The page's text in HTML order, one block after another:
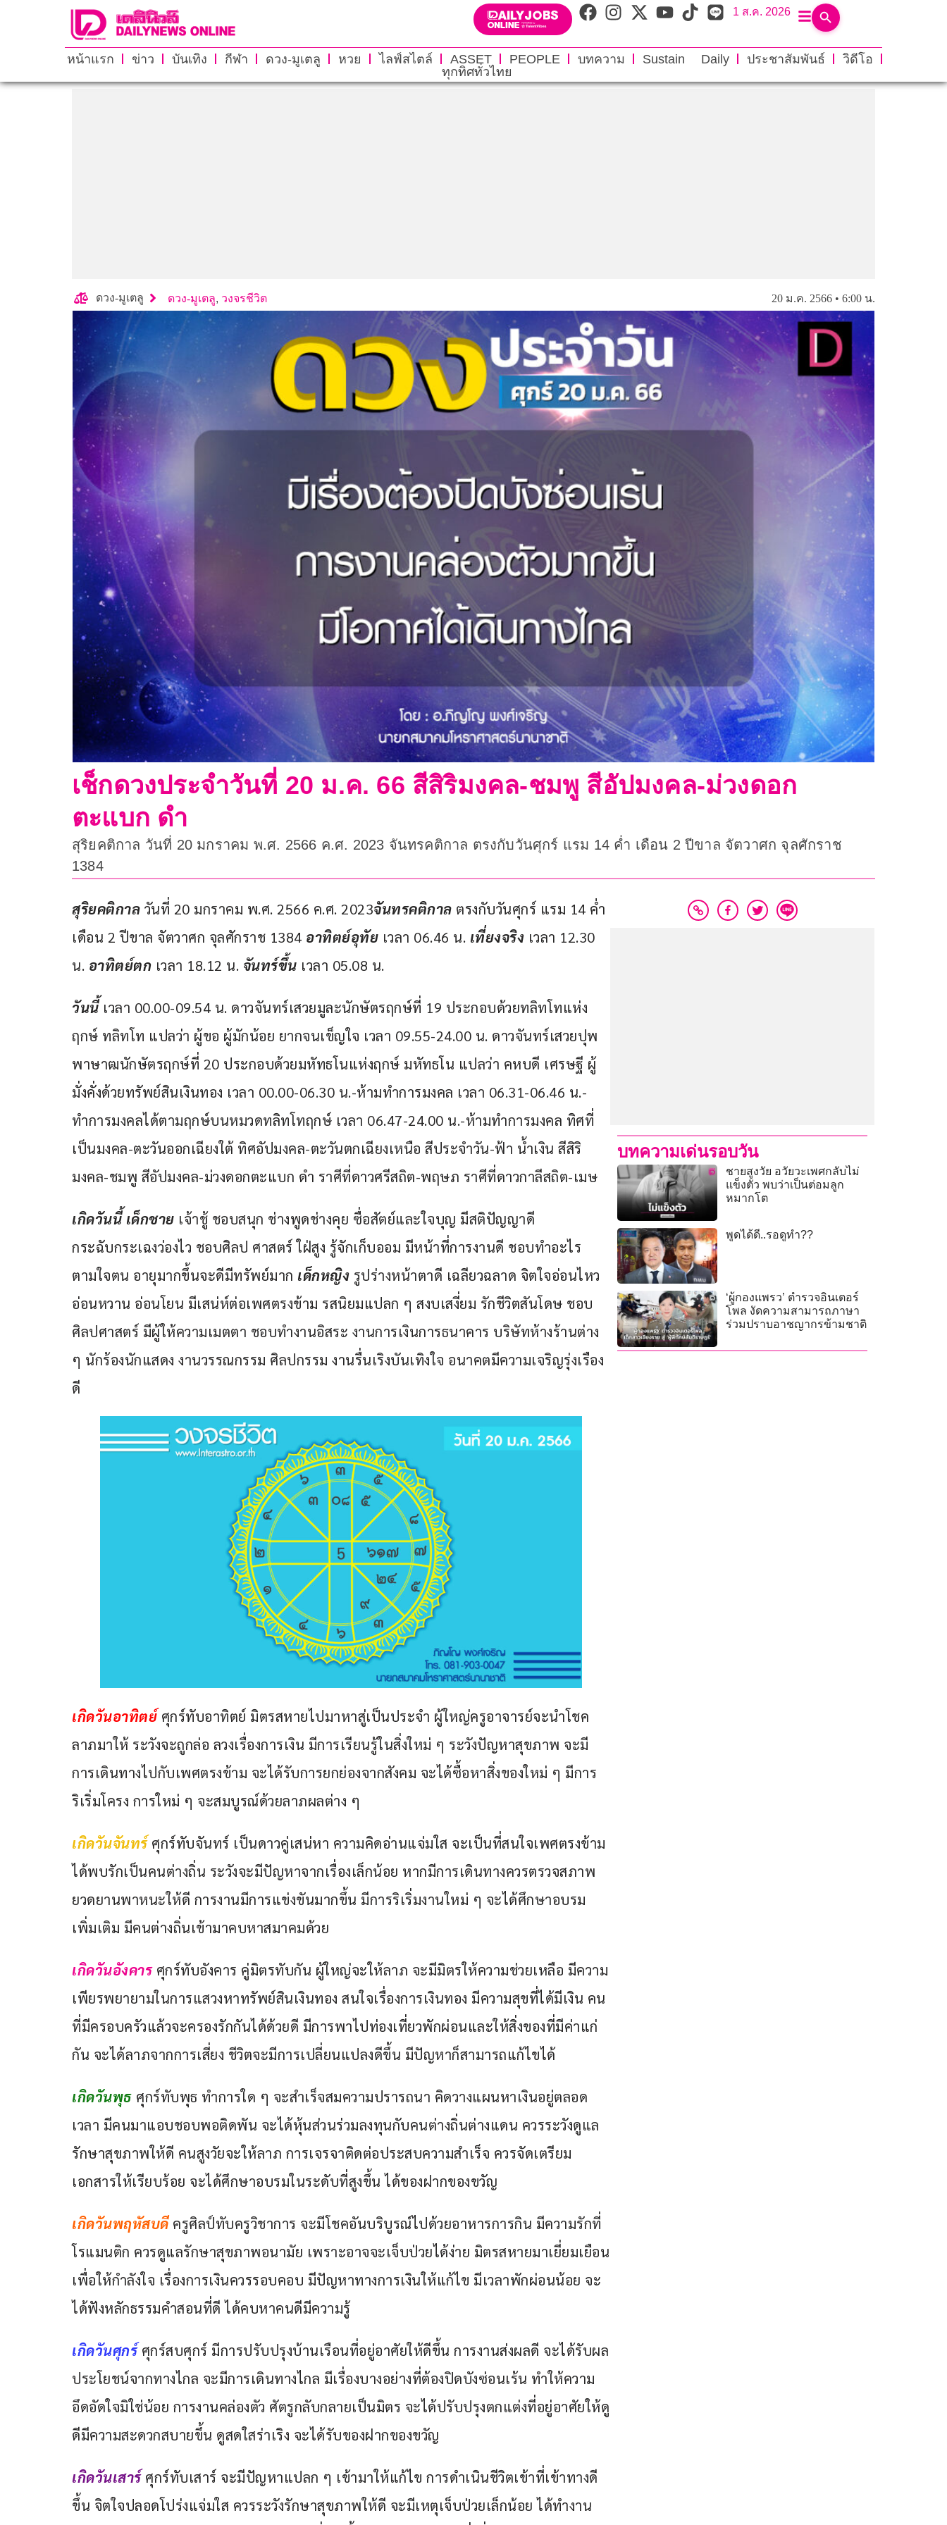
1 ส.ค. 2026
หน้าแรก ข่าว บันเทิง กีฬา ดวง-มูเตลู หวย ไลฟ์สไตล์ ASSET PEOPLE บทความ Sustain Daily ประชาสัมพันธ์
วิดีโอ
ทุกทิศทั่วไทย
ดวง-มูเตลู ดวง-มูเตลู, วงจรชีวิต 20 ม.ค. 2566 • 6:00 น.
เช็กดวงประจำวันที่ 20 ม.ค. 66 สีสิริมงคล-ชมพู สีอัปมงคล-ม่วงดอก
ตะแบก ดำ
สุริยคติกาล วันที่ 20 มกราคม พ.ศ. 2566 ค.ศ. 2023 จันทรคติกาล ตรงกับวันศุกร์ แรม 14 ค่ำ เดือน 2 ปีขาล จัตวาศก จุลศักราช
1384
สุริยคติกาล วันที่ 20 มกราคม พ.ศ. 2566 ค.ศ. 2023จันทรคติกาล ตรงกับวันศุกร์ แรม 14 ค่ำ
เดือน 2 ปีขาล จัตวาศก จุลศักราช 1384 อาทิตย์อุทัย เวลา 06.46 น. เที่ยงจริง เวลา 12.30
น. อาทิตย์ตก เวลา 18.12 น. จันทร์ขึ้น เวลา 05.08 น.
วันนี้ เวลา 00.00-09.54 น. ดาวจันทร์เสวยมูละนักษัตรฤกษ์ที่ 19 ประกอบด้วยทลิทโทแห่ง
ฤกษ์ ทลิทโท แปลว่า ผู้ขอ ผู้มักน้อย ยากจนเข็ญใจ เวลา 09.55-24.00 น. ดาวจันทร์เสวยปุพ
พาษาฒนักษัตรฤกษ์ที่ 20 ประกอบด้วยมหัทธโนแห่งฤกษ์ มหัทธโน แปลว่า คหบดี เศรษฐี ผู้
มั่งคั่งด้วยทรัพย์สินเงินทอง เวลา 00.00-06.30 น.-ห้ามทำการมงคล เวลา 06.31-06.46 น.-
ทำการมงคลได้ตามฤกษ์บนหมวดทลิทโทฤกษ์ เวลา 06.47-24.00 น.-ห้ามทำการมงคล ทิศที่
เป็นมงคล-ตะวันออกเฉียงใต้ ทิศอัปมงคล-ตะวันตกเฉียงเหนือ สีประจำวัน-ฟ้า น้ำเงิน สีสิริ
มงคล-ชมพู สีอัปมงคล-ม่วงดอกตะแบก ดำ ราศีที่ดาวศรีสถิต-พฤษภ ราศีที่ดาวกาลีสถิต-เมษ
เกิดวันนี้ เด็กชาย เจ้าชู้ ชอบสนุก ช่างพูดช่างคุย ซื่อสัตย์และใจบุญ มีสติปัญญาดี
กระฉับกระเฉงว่องไว ชอบศิลป ศาสตร์ ใฝ่สูง รู้จักเก็บออม มีหน้าที่การงานดี ชอบทำอะไร
ตามใจตน อายุมากขึ้นจะดีมีทรัพย์มาก เด็กหญิง รูปร่างหน้าตาดี เฉลียวฉลาด จิตใจอ่อนไหว
อ่อนหวาน อ่อนโยน มีเสน่ห์ต่อเพศตรงข้าม รสนิยมแปลก ๆ สงบเสงี่ยม รักชีวิตสันโดษ ชอบ
ศิลปศาสตร์ มีผู้ให้ความเมตตา ชอบทำงานอิสระ งานการเงินการธนาคาร บริษัทห้างร้านต่าง
ๆ นักร้องนักแสดง งานวรรณกรรม ศิลปกรรม งานรื่นเริงบันเทิงใจ อนาคตมีความเจริญรุ่งเรือง
ดี
เกิดวันอาทิตย์ ศุกร์ทับอาทิตย์ มิตรสหายไปมาหาสู่เป็นประจำ ผู้ใหญ่ครูอาจารย์จะนำโชค
ลาภมาให้ ระวังจะถูกล่อ ลวงเรื่องการเงิน มีการเรียนรู้ในสิ่งใหม่ ๆ ระวังปัญหาสุขภาพ จะมี
การเดินทางไปกับเพศตรงข้าม จะได้รับการยกย่องจากสังคม จะได้ซื้อหาสิ่งของใหม่ ๆ มีการ
ริเริ่มโครง การใหม่ ๆ จะสมบูรณ์ด้วยลาภผลต่าง ๆ
เกิดวันจันทร์ ศุกร์ทับจันทร์ เป็นดาวคู่เสน่หา ความคิดอ่านแจ่มใส จะเป็นที่สนใจเพศตรงข้าม
ได้พบรักเป็นคนต่างถิ่น ระวังจะมีปัญหาจากเรื่องเล็กน้อย หากมีการเดินทางควรตรวจสภาพ
ยวดยานพาหนะให้ดี การงานมีการแข่งขันมากขึ้น มีการริเริ่มงานใหม่ ๆ จะได้ศึกษาอบรม
เพิ่มเติม มีคนต่างถิ่นเข้ามาคบหาสมาคมด้วย
เกิดวันอังคาร ศุกร์ทับอังคาร คู่มิตรทับกัน ผู้ใหญ่จะให้ลาภ จะมีมิตรให้ความช่วยเหลือ มีความ
เพียรพยายามในการแสวงหาทรัพย์สินเงินทอง สนใจเรื่องการเงินทอง มีความสุขที่ได้มีเงิน คน
ที่มีครอบครัวแล้วจะครองรักกันได้ด้วยดี มีการพาไปท่องเที่ยวพักผ่อนและให้สิ่งของที่มีค่าแก่
กัน จะได้ลาภจากการเสี่ยง ชีวิตจะมีการเปลี่ยนแปลงดีขึ้น มีปัญหาก็สามารถแก้ไขได้
เกิดวันพุธ ศุกร์ทับพุธ ทำการใด ๆ จะสำเร็จสมความปรารถนา คิดวางแผนหาเงินอยู่ตลอด
เวลา มีคนมาแอบชอบพอติดพัน จะได้หุ้นส่วนร่วมลงทุนกับคนต่างถิ่นต่างแดน ควรระวังดูแล
รักษาสุขภาพให้ดี คนสูงวัยจะให้ลาภ การเจรจาติดต่อประสบความสำเร็จ ควรจัดเตรียม
เอกสารให้เรียบร้อย จะได้ศึกษาอบรมในระดับที่สูงขึ้น ได้ของฝากของขวัญ
เกิดวันพฤหัสบดี ครูศิลป์ทับครูวิชาการ จะมีโชคอันบริบูรณ์ไปด้วยอาหารการกิน มีความรักที่
โรแมนติก ควรดูแลรักษาสุขภาพอนามัย เพราะอาจจะเจ็บป่วยได้ง่าย มิตรสหายมาเยี่ยมเยือน
เพื่อให้กำลังใจ เรื่องการเงินควรรอบคอบ มีปัญหาทางการเงินให้แก้ไข มีเวลาพักผ่อนน้อย จะ
ได้ฟังหลักธรรมคำสอนที่ดี ได้คบหาคนดีมีความรู้
เกิดวันศุกร์ ศุกร์สบศุกร์ มีการปรับปรุงบ้านเรือนที่อยู่อาศัยให้ดีขึ้น การงานส่งผลดี จะได้รับผล
ประโยชน์จากทางไกล จะมีการเดินทางไกล มีเรื่องบางอย่างที่ต้องปิดบังซ่อนเร้น ทำให้ความ
อึดอัดใจมิใช่น้อย การงานคล่องตัว ศัตรูกลับกลายเป็นมิตร จะได้ปรับปรุงตกแต่งที่อยู่อาศัยให้ดู
ดีมีความสะดวกสบายขึ้น ดูสดใสร่าเริง จะได้รับของฝากของขวัญ
เกิดวันเสาร์ ศุกร์ทับเสาร์ จะมีปัญหาแปลก ๆ เข้ามาให้แก้ไข การดำเนินชีวิตเข้าที่เข้าทางดี
ขึ้น จิตใจปลอดโปร่งแจ่มใส ควรระวังรักษาสุขภาพให้ดี จะมีเหตุเจ็บป่วยเล็กน้อย ได้ทำงาน
บทความเด่นรอบวัน
ชายสูงวัย อวัยวะเพศกลับไม่
แข็งตัว พบว่าเป็นต่อมลูก
หมากโต
พูดได้ดี..รอดูทำ??
‘ผู้กองแพรว’ ตำรวจอินเตอร์
โพล งัดความสามารถภาษา
ร่วมปราบอาชญากรข้ามชาติ